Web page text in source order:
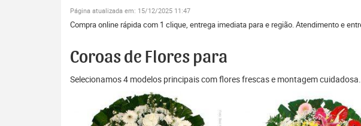
Página atualizada em: 15/12/2025 11:47
Compra online rápida com 1 clique, entrega imediata para e região. Atendimento e
Coroas de Flores para
Selecionamos 4 modelos principais com flores frescas e montagem